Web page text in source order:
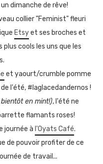
dimanche de rêve!
collier "Feminist" fleuri
Etsyet ses broches et
cools les uns que les
et yaourt/crumble pomme
l'été, #laglacedandernos !
en mint!), l'été ne
flamants roses!
journée à l'Oyats Café.
de pouvoir profiter de ce
de travail...